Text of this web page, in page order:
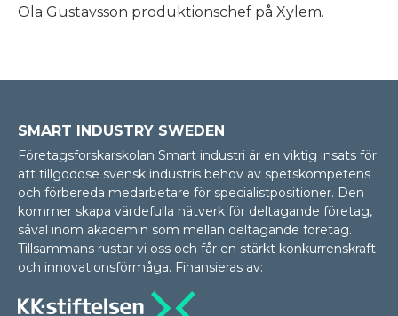
Ola Gustavsson produktionschef på Xylem.
SMART INDUSTRY SWEDEN
Företagsforskarskolan Smart industri är en viktig insats för
att tillgodose svensk industris behov av spetskompetens
och förbereda medarbetare för specialistpositioner. Den
kommer skapa värdefulla nätverk för deltagande företag,
såväl inom akademin som mellan delta­gan­de företag.
Tillsammans rustar vi oss och får en stärkt konkurrenskraft
och innovationsförmåga. Finansieras av: